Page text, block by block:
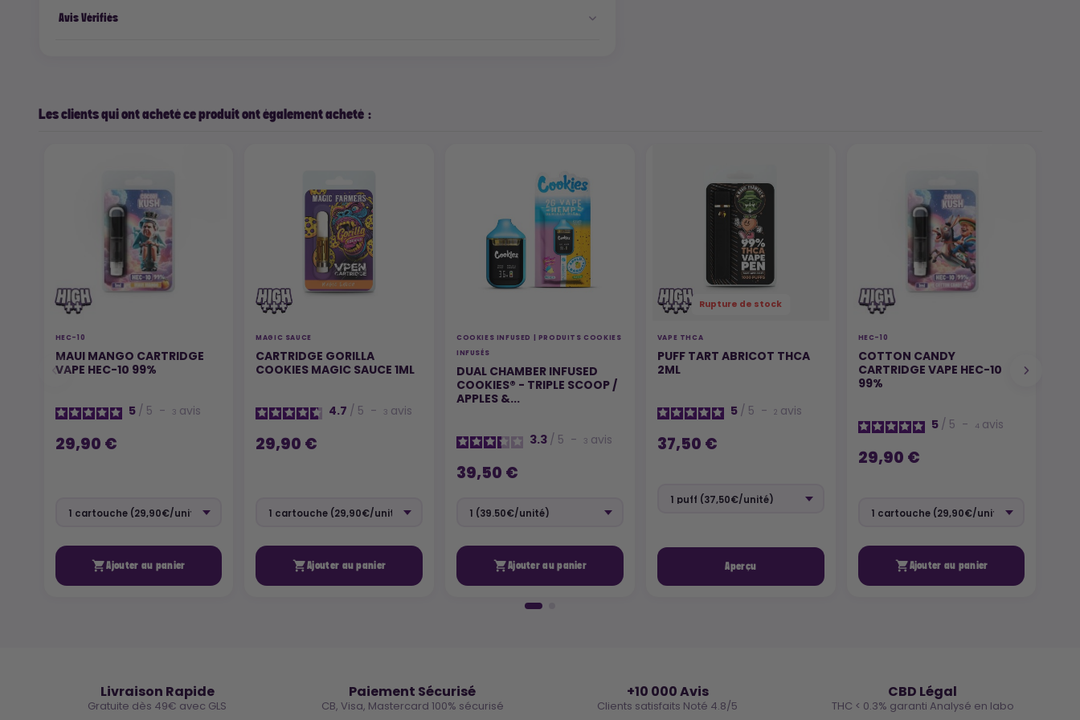
Avis Vérifiés
Les clients qui ont acheté ce produit ont également acheté :
HEC-10
MAUI MANGO CARTRIDGE
VAPE HEC-10 99%
5 / 5 - 3 avis
29,90 €
Ajouter au panier
MAGIC SAUCE
CARTRIDGE GORILLA
COOKIES MAGIC SAUCE 1ML
4.7 / 5 - 3 avis
29,90 €
Ajouter au panier
COOKIES INFUSED | PRODUITS COOKIES
INFUSÉS
DUAL CHAMBER INFUSED
COOKIES® - TRIPLE SCOOP /
APPLES &...
3.3 / 5 - 3 avis
39,50 €
Ajouter au panier
Rupture de stock
VAPE THCA
PUFF TART ABRICOT THCA
2ML
5 / 5 - 2 avis
37,50 €
Aperçu
HEC-10
COTTON CANDY
CARTRIDGE VAPE HEC-10
99%
5 / 5 - 4 avis
29,90 €
Ajouter au panier
Livraison Rapide
Gratuite dès 49€ avec GLS
Paiement Sécurisé
CB, Visa, Mastercard 100% sécurisé
+10 000 Avis
Clients satisfaits Noté 4.8/5
CBD Légal
THC < 0.3% garanti Analysé en labo